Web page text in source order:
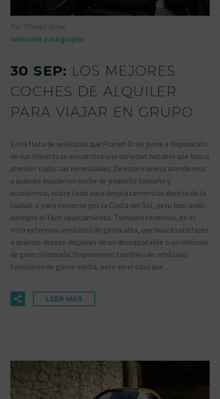
Por Planet Drive
Vehículos para grupos
30 SEP: LOS MEJORES
COCHES DE ALQUILER
PARA VIAJAR EN GRUPO
En la flota de vehículos que Planet Drive pone a disposición
de sus clientes se encuentra una variedad notable que busca
atender todas las necesidades. De esta manera atendemos
a quienes buscan un coche de pequeño tamaño y
económico, sobre todo para desplazamientos dentro de la
ciudad, o para moverse por la Costa del Sol, pero buscando
siempre el fácil aparcamiento. También tenemos, en el
otro extremos vehículos de gama alta, que busca satisfacer
a quienes desean disponer de un descapotable o un vehículo
de gran cilindrada. Disponemos también de vehículos
familiares de gama media, pero en el caso que…
LEER MÁS